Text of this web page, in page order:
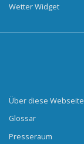
Wetter Widget
Über diese Webseite
Glossar
Presseraum